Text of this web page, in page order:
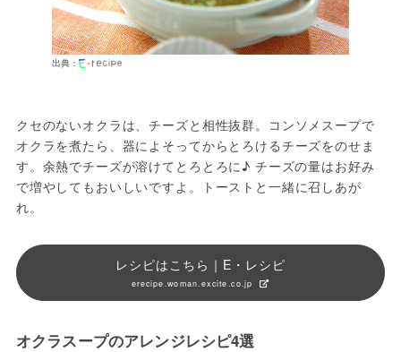
出典：
クセのないオクラは、チーズと相性抜群。コンソメスープで
オクラを煮たら、器によそってからとろけるチーズをのせま
す。余熱でチーズが溶けてとろとろに♪ チーズの量はお好み
で増やしてもおいしいですよ。トーストと一緒に召しあが
れ。
レシピはこちら｜E・レシピ
erecipe.woman.excite.co.jp
オクラスープのアレンジレシピ4選